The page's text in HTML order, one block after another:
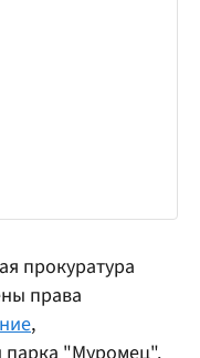
прокуратура
права
,